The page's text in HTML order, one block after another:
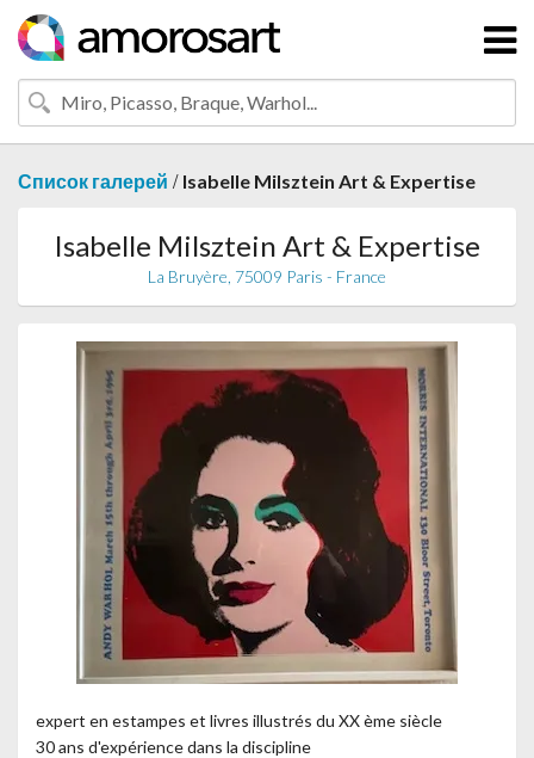
Список галерей / Isabelle Milsztein Art & Expertise
Isabelle Milsztein Art & Expertise
La Bruyère, 75009 Paris - France
expert en estampes et livres illustrés du XX ème siècle
30 ans d'expérience dans la discipline